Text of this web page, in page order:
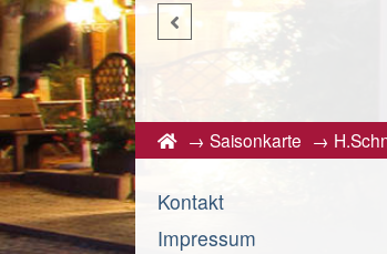
→ Saisonkarte →
Kontakt
Impressum